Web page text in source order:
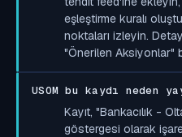
eşleştirme kuralı
noktaları izleyin.
"Önerilen Aksiyonlar"
USOM bu kaydı neden
Kayıt, "Bankacılık -
göstergesi olarak